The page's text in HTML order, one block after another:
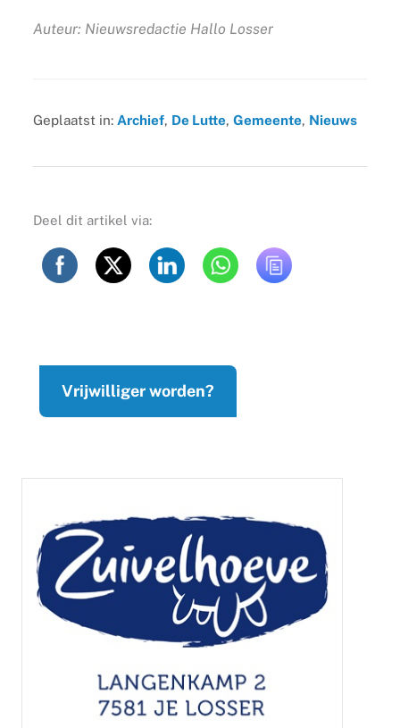
Auteur: Nieuwsredactie Hallo Losser
Geplaatst in: Archief, De Lutte, Gemeente, Nieuws
Deel dit artikel via:
Vrijwilliger worden?